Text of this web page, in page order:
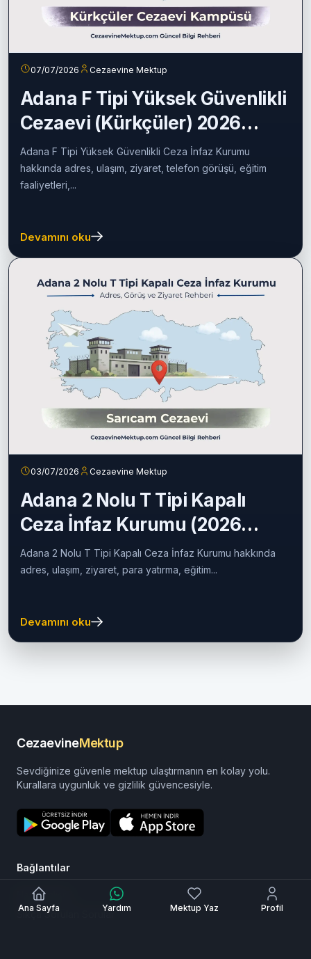
Ana Sayfa Yardım Mektup Yaz Profil
07/07/2026 Cezaevine Mektup
Adana F Tipi Yüksek Güvenlikli
Cezaevi (Kürkçüler) 2026
Rehberi
Adana F Tipi Yüksek Güvenlikli Ceza İnfaz Kurumu
hakkında adres, ulaşım, ziyaret, telefon görüşü, eğitim
faaliyetleri,...
Devamını oku
03/07/2026 Cezaevine Mektup
Adana 2 Nolu T Tipi Kapalı
Ceza İnfaz Kurumu (2026
Güncel Rehber)
Adana 2 Nolu T Tipi Kapalı Ceza İnfaz Kurumu hakkında
adres, ulaşım, ziyaret, para yatırma, eğitim...
Devamını oku
CezaevineMektup
Sevdiğinize güvenle mektup ulaştırmanın en kolay yolu.
Kurallara uygunluk ve gizlilik güvencesiyle.
Bağlantılar
Nasıl Çalışır?
Sıkça Sorulan Sorular